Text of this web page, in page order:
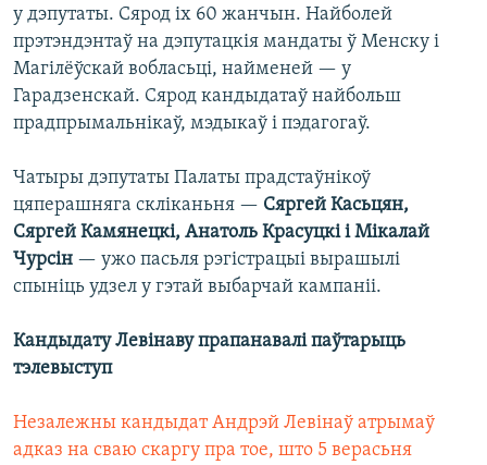
у дэпутаты. Сярод іх 60 жанчын. Найболей
прэтэндэнтаў на дэпутацкія мандаты ў Менску і
Магілёўскай вобласьці, найменей — у
Гарадзенскай. Сярод кандыдатаў найбольш
прадпрымальнікаў, мэдыкаў і пэдагогаў.
Чатыры дэпутаты Палаты прадстаўнікоў
цяперашняга скліканьня — Сяргей Касьцян,
Сяргей Камянецкі, Анатоль Красуцкі і Мікалай
Чурсін — ужо пасьля рэгістрацыі вырашылі
спыніць удзел у гэтай выбарчай кампаніі.
Кандыдату Левінаву прапанавалі паўтарыць
тэлевыступ
Незалежны кандыдат Андрэй Левінаў атрымаў
адказ на сваю скаргу пра тое, што 5 верасьня